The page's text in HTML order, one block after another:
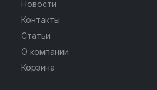
Новости
Контакты
Статьи
О компании
Корзина